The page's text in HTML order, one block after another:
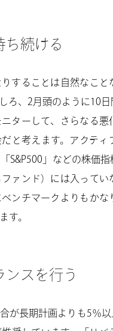
ち続ける
することは自然なこ
ろ、2月頭のように10
ターして、さらなる
と考えます。アクテ
S&P500」などの株価
ァンド）には入って
ンチマークよりもか
す。
ンスを行う
が長期計画よりも5％